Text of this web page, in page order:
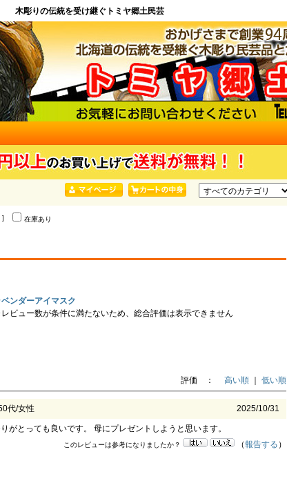
木彫りの伝統を受け継ぐトミヤ郷土民芸
] 在庫あり
ベンダーアイマスク
ビュー数が条件に満たないため、総合評価は表示できません
評価 ： 高い順 低い順
代/女性 2025/10/31
がとっても良いです。 母にプレゼントしようと思います。
このレビューは参考になりましたか？ （報告する ）